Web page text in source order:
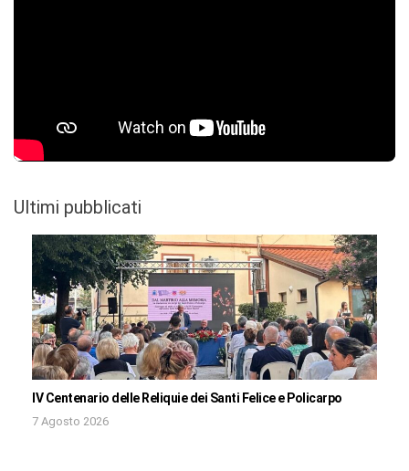
Ultimi pubblicati
IV Centenario delle Reliquie dei Santi Felice e Policarpo
7 Agosto 2026